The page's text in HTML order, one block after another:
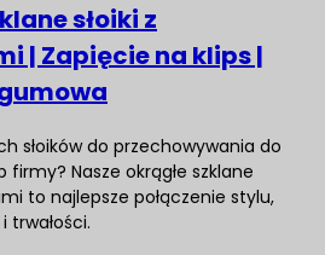
słoiki z
| Zapięcie na klips |
słoików do przechowywania do
firmy? Nasze okrągłe szklane
to najlepsze połączenie stylu,
trwałości.